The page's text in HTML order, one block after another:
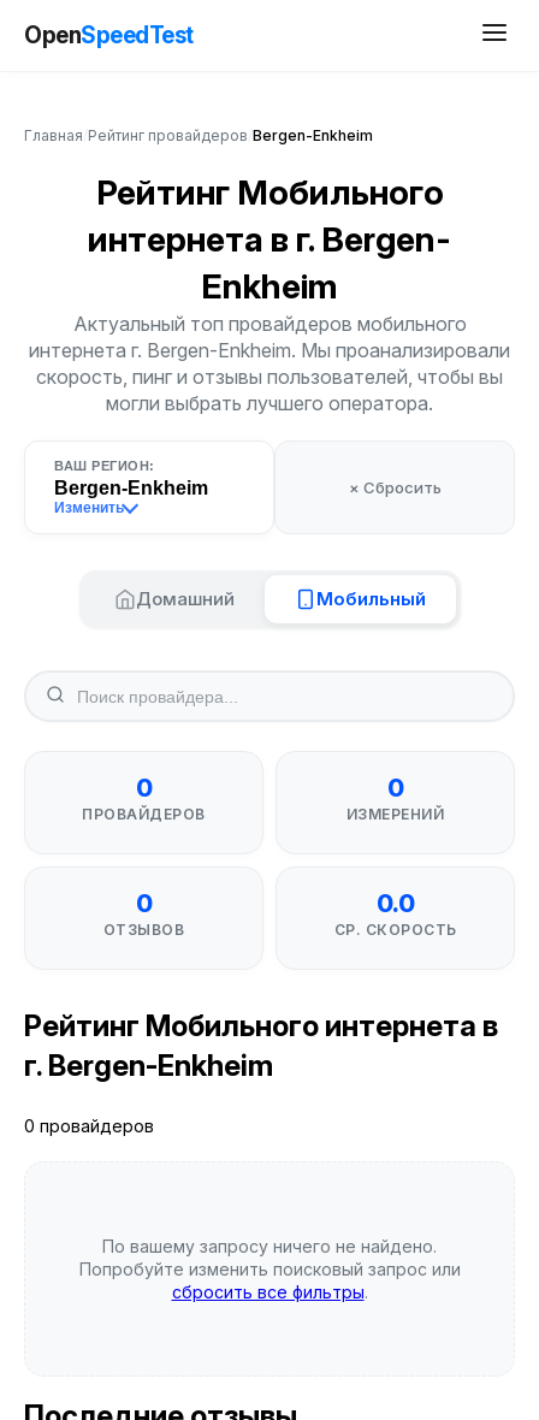
OpenSpeedTest
Главная Рейтинг провайдеров Bergen-Enkheim
Рейтинг Мобильного
интернета в г. Bergen-
Enkheim
Актуальный топ провайдеров мобильного
интернета г. Bergen-Enkheim. Мы проанализировали
скорость, пинг и отзывы пользователей, чтобы вы
могли выбрать лучшего оператора.
ВАШ РЕГИОН:
Bergen-Enkheim
Изменить
× Сбросить
Домашний Мобильный
0
ПРОВАЙДЕРОВ
0
ИЗМЕРЕНИЙ
0
ОТЗЫВОВ
0.0
СР. СКОРОСТЬ
Рейтинг Мобильного интернета в
г. Bergen-Enkheim
0 провайдеров
По вашему запросу ничего не найдено.
Попробуйте изменить поисковый запрос или
сбросить все фильтры.